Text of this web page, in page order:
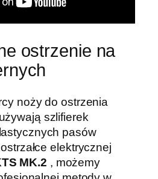
ostrzenie na
noży do ostrzenia
szlifierek
pasów
elektrycznej
MK.2 , możemy